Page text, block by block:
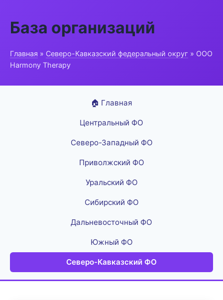
База организаций
Главная » Северо-Кавказский федеральный округ » ООО
Harmony Therapy
🏠 Главная
Центральный ФО
Северо-Западный ФО
Приволжский ФО
Уральский ФО
Сибирский ФО
Дальневосточный ФО
Южный ФО
Северо-Кавказский ФО